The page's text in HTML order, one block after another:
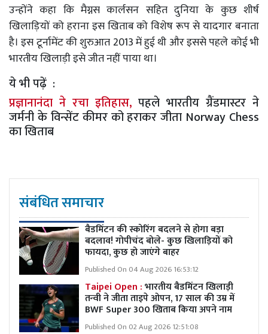
उन्होंने कहा कि मैग्नस कार्लसन सहित दुनिया के कुछ शीर्ष
खिलाड़ियों को हराना इस खिताब को विशेष रूप से यादगार बनाता
है। इस टूर्नामेंट की शुरुआत 2013 में हुई थी और इससे पहले कोई भी
भारतीय खिलाड़ी इसे जीत नहीं पाया था।
ये भी पढ़ें :
प्रज्ञानानंदा ने रचा इतिहास,पहले भारतीय ग्रैंडमास्टर ने
जर्मनी के विन्सेंट कीमर को हराकर जीता Norway Chess
का खिताब
संबंधित समाचार
बैडमिंटन की स्कोरिंग बदलने से होगा बड़ा
बदलाव! गोपीचंद बोले- कुछ खिलाड़ियों को
फायदा, कुछ हो जाएंगे बाहर
Published On 04 Aug 2026 16:53:12
Taipei Open :भारतीय बैडमिंटन खिलाड़ी
तन्वी ने जीता ताइपे ओपन, 17 साल की उम्र में
BWF Super 300 खिताब किया अपने नाम
Published On 02 Aug 2026 12:51:08